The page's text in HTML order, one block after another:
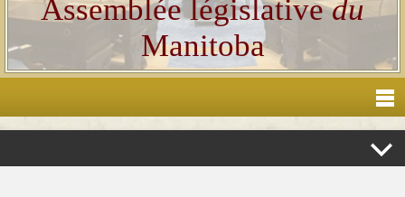
Assemblée législativedu
Manitoba